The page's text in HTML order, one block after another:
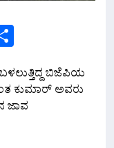
ಬಿಜೆಪಿಯ
ಕುಮಾರ್​ ಅವರು
ಜಾವ